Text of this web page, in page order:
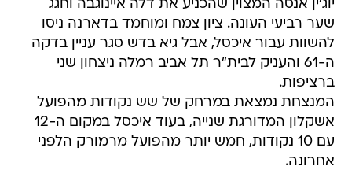
יוג'ין אנסה המצוין שהכניע את דלה איינוגבה וחגג
שער רביעי העונה. ציון צמח ומוחמד בדארנה ניסו
להשוות עבור איכסל, אבל גיא בדש סגר עניין בדקה
ה-61 והעניק לבית"ר תל אביב רמלה ניצחון שני
ברציפות.
המנצחת נמצאת במרחק של שש נקודות מהפועל
אשקלון המדורגת שנייה, בעוד איכסל במקום ה-12
עם 10 נקודות, חמש יותר מהפועל מרמורק הלפני
אחרונה.